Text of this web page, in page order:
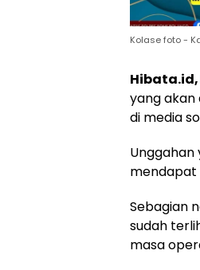
Kolase foto -
Hibata.id,
yang akan
di media
mendapat
Sebagian
sudah
masa